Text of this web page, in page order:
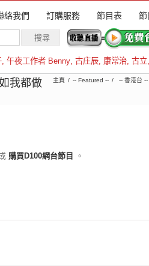
絡我們 訂購服務 節目表 節
, 午夜工作者 Benny, 古庄辰, 康常治, 古立,
我都做
主頁 -- Featured -- -- 香港台 --
購買D100網台節目 。